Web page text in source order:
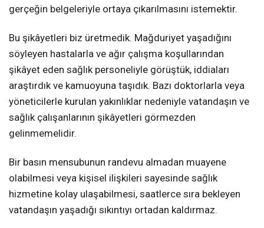
gerçeğin belgeleriyle ortaya çıkarılmasını istemektir.
Bu şikâyetleri biz üretmedik. Mağduriyet yaşadığını
söyleyen hastalarla ve ağır çalışma koşullarından
şikâyet eden sağlık personeliyle görüştük, iddiaları
araştırdık ve kamuoyuna taşıdık. Bazı doktorlarla veya
yöneticilerle kurulan yakınlıklar nedeniyle vatandaşın ve
sağlık çalışanlarının şikâyetleri görmezden
gelinmemelidir.
Bir basın mensubunun randevu almadan muayene
olabilmesi veya kişisel ilişkileri sayesinde sağlık
hizmetine kolay ulaşabilmesi, saatlerce sıra bekleyen
vatandaşın yaşadığı sıkıntıyı ortadan kaldırmaz.